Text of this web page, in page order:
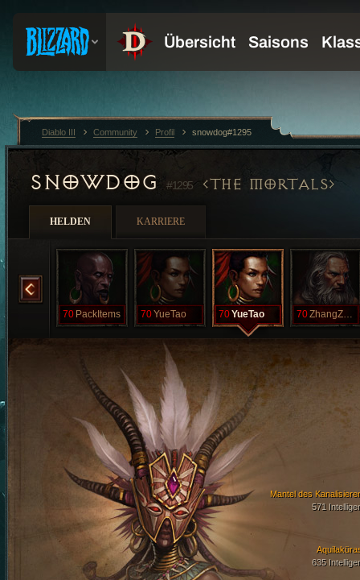
SNOWDOG #1295 THE MORTALS
HELDEN KARRIERE
70 PackItems 70YueTao 70YueTao 70 ZhangZhuang
635
Mantel des
571
Diablo III Community Profil snowdog#1295